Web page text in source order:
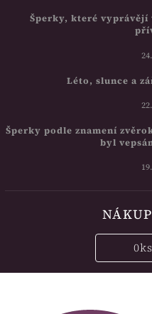
Šperky, které vyprávějí
Léto, slunce a
Šperky podle znamení
byl
0